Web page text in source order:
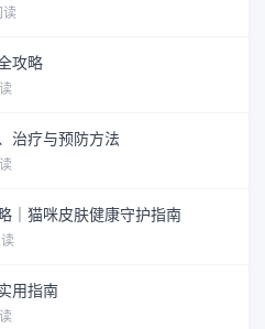
读
攻略
治疗与预防方法
｜猫咪皮肤健康守护指南
用指南